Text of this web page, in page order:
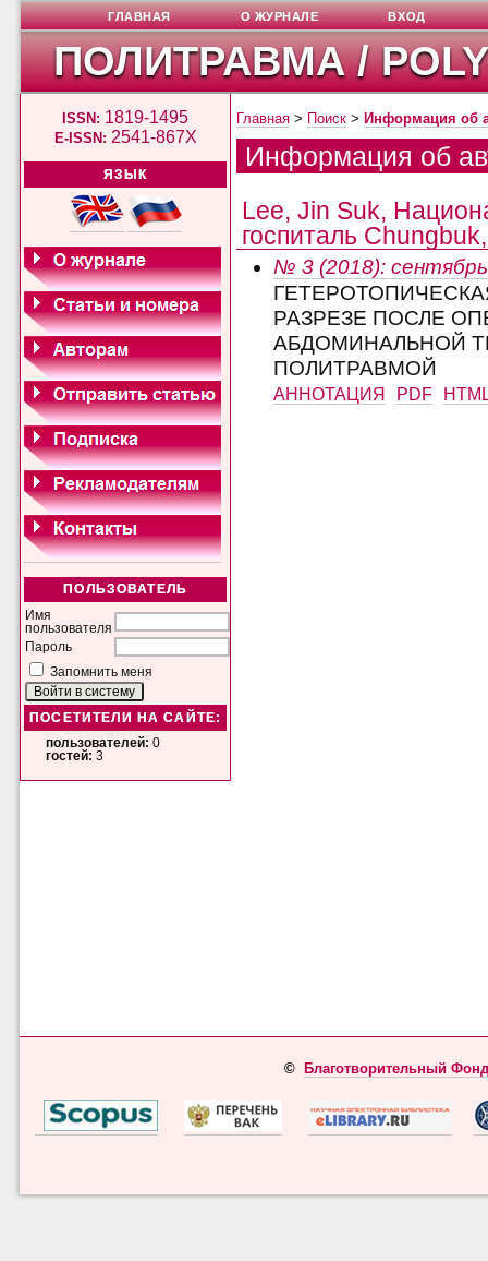
ПОЛИТРАВМА /
ISSN: 1819-1495
E-ISSN: 2541-867X
ЯЗЫК
ПОЛЬЗОВАТЕЛЬ
Имя
пользователя
Пароль
Запомнить меня
ПОСЕТИТЕЛИ НА САЙТЕ:
пользователей: 0
гостей: 3
ГЛАВНАЯ О ЖУРНАЛЕ ВХОД
Главная > Поиск > Информация об
Информация об
Lee, Jin Suk,
госпиталь
№ 3 (2018): сентябрь
РАЗРЕЗЕ ПОСЛЕ
АБДОМИНАЛЬНОЙ
ПОЛИТРАВМОЙ
АННОТАЦИЯ PDF
© Благотворительный